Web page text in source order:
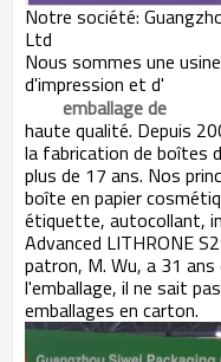
Notre société:
Ltd
Nous sommes une
d'impression et d'
emballage de
haute qualité. Depuis
la fabrication de boîtes
plus de 17 ans. Nos
boîte en papier
étiquette, autocollant,
Advanced LITHRONE
patron, M. Wu, a 31 ans
l'emballage, il ne sait
emballages en carton.